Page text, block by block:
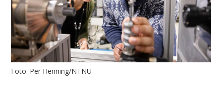
Foto: Per Henning/NTNU